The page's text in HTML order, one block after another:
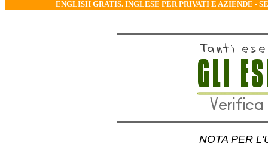
ENGLISH GRATIS. INGLESE PER PRIVATI E AZIENDE -
NOTA PER